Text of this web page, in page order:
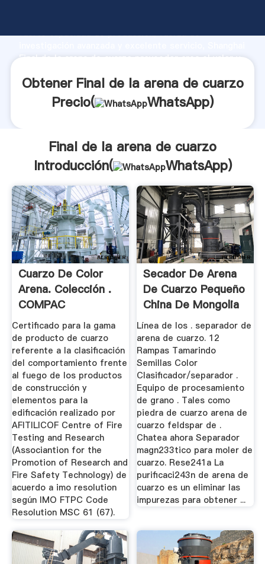
fuerte capacidad de producción, fuerza de
Final de la arena de cuarzo proveedor crea el valor y
Obtener Final de la arena de cuarzo
Precio(
WhatsApp)
Final de la arena de cuarzo
Introducción(
WhatsApp)
Cuarzo De Color
Arena. Colección .
COMPAC
Certificado para la gama
de producto de cuarzo
referente a la clasificación
del comportamiento frente
al fuego de los productos
de construcción y
elementos para la
edificación realizado por
AFITILICOF Centre of Fire
Testing and Research
(Associantion for the
Promotion of Research and
Fire Safety Technology) de
acuerdo a imo resolution
según IMO FTPC Code
Resolution MSC 61 (67).
Secador De Arena
De Cuarzo Pequeño
China De Mongolia
Línea de los . separador de
arena de cuarzo. 12
Rampas Tamarindo
Semillas Color
Clasificador/separador .
Equipo de procesamiento
de grano . Tales como
piedra de cuarzo arena de
cuarzo feldspar de .
Chatea ahora Separador
magn233tico para moler de
cuarzo. Rese241a La
purificaci243n de arena de
cuarzo es un eliminar las
impurezas para obtener ...